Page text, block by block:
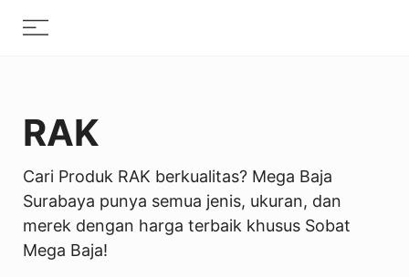
Menu
RAK
Cari Produk RAK berkualitas? Mega Baja
Surabaya punya semua jenis, ukuran, dan
merek dengan harga terbaik khusus Sobat
Mega Baja!